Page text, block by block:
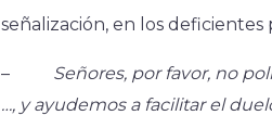
señalización, en los
– Señores, por favor, no
…, y ayudemos a facilitar el